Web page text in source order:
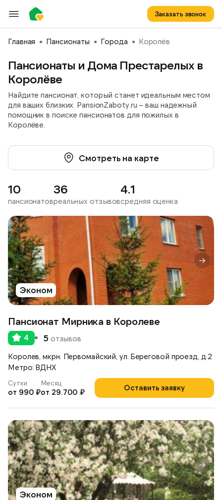
Заказать звонок
Главная Пансионаты Города Королёв
Пансионаты и Дома Престарелых в
Королёве
Найдите пансионат, который станет идеальным местом
для ваших близких. PansionZaboty.ru – ваш надежный
помощник в поиске пансионатов для пожилых в
Королёве.
Смотреть на карте
10
пансионатов
36
реальных отзывов
4.1
средняя оценка
Эконом
Пансионат Мирника в Королеве
4 5 отзывов
Королев, мкрн. Первомайский, ул. Береговой проезд, д.2
Метро: ВДНХ
Оставить заявку
Сутки
от 990 ₽
Месяц
от 29.700 ₽
Эконом